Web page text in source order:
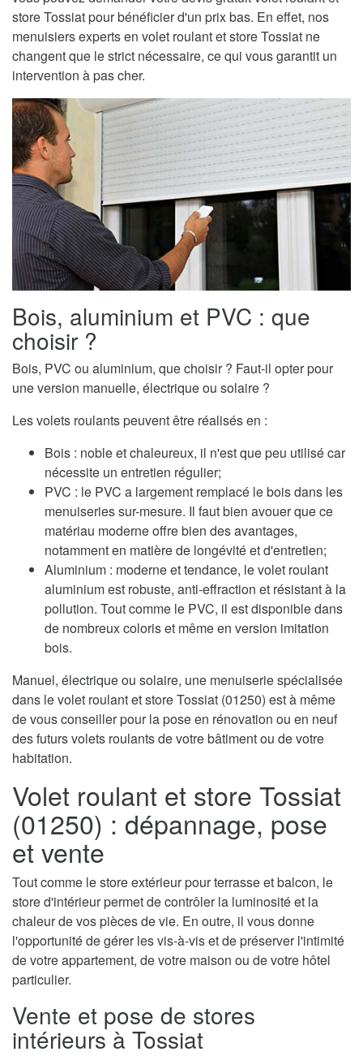
store Tossiat pour bénéficier d'un prix bas. En effet, nos
menuisiers experts en volet roulant et store Tossiat ne
changent que le strict nécessaire, ce qui vous garantit un
intervention à pas cher.
Bois, aluminium et PVC : que
choisir ?
Bois, PVC ou aluminium, que choisir ? Faut-il opter pour
une version manuelle, électrique ou solaire ?
Les volets roulants peuvent être réalisés en :
Bois : noble et chaleureux, il n'est que peu utilisé car
nécessite un entretien régulier;
PVC : le PVC a largement remplacé le bois dans les
menuiseries sur-mesure. Il faut bien avouer que ce
matériau moderne offre bien des avantages,
notamment en matière de longévité et d'entretien;
Aluminium : moderne et tendance, le volet roulant
aluminium est robuste, anti-effraction et résistant à la
pollution. Tout comme le PVC, il est disponible dans
de nombreux coloris et même en version imitation
bois.
Manuel, électrique ou solaire, une menuiserie spécialisée
dans le volet roulant et store Tossiat (01250) est à même
de vous conseiller pour la pose en rénovation ou en neuf
des futurs volets roulants de votre bâtiment ou de votre
habitation.
Volet roulant et store Tossiat
(01250) : dépannage, pose
et vente
Tout comme le store extérieur pour terrasse et balcon, le
store d'intérieur permet de contrôler la luminosité et la
chaleur de vos pièces de vie. En outre, il vous donne
l'opportunité de gérer les vis-à-vis et de préserver l'intimité
de votre appartement, de votre maison ou de votre hôtel
particulier.
Vente et pose de stores
intérieurs à Tossiat